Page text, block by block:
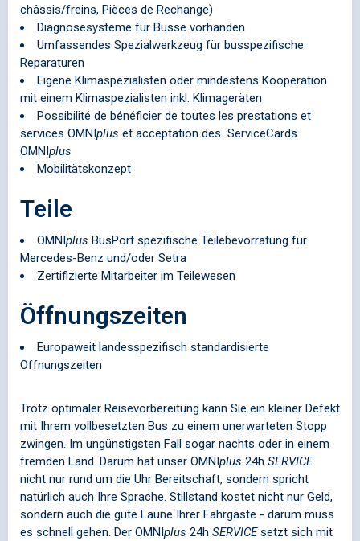
châssis/freins, Pièces de Rechange)
Diagnosesysteme für Busse vorhanden
Umfassendes Spezialwerkzeug für busspezifische
Reparaturen
Eigene Klimaspezialisten oder mindestens Kooperation
mit einem Klimaspezialisten inkl. Klimageräten
Possibilité de bénéficier de toutes les prestations et
services OMNIplus et acceptation des ServiceCards
OMNIplus
Mobilitätskonzept
Teile
OMNIplus BusPort spezifische Teilebevorratung für
Mercedes-Benz und/oder Setra
Zertifizierte Mitarbeiter im Teilewesen
Öffnungszeiten
Europaweit landesspezifisch standardisierte
Öffnungszeiten
Trotz optimaler Reisevorbereitung kann Sie ein kleiner Defekt
mit Ihrem vollbesetzten Bus zu einem unerwarteten Stopp
zwingen. Im ungünstigsten Fall sogar nachts oder in einem
fremden Land. Darum hat unser OMNIplus 24h SERVICE
nicht nur rund um die Uhr Bereitschaft, sondern spricht
natürlich auch Ihre Sprache. Stillstand kostet nicht nur Geld,
sondern auch die gute Laune Ihrer Fahrgäste - darum muss
es schnell gehen. Der OMNIplus 24h SERVICEsetzt sich mit